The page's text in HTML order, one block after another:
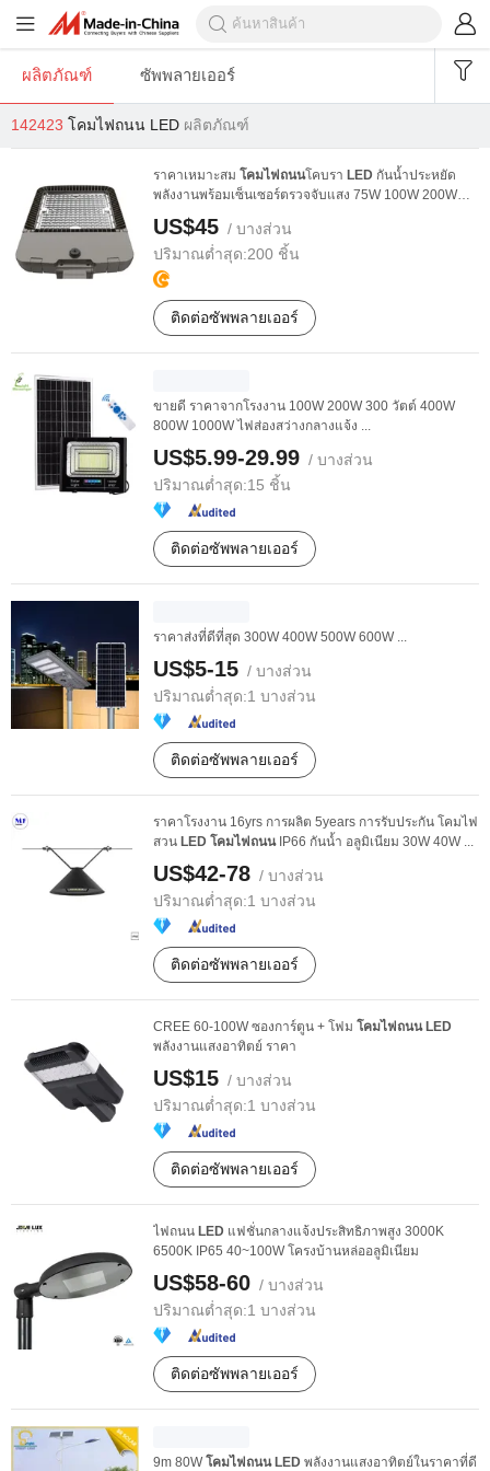
ผลิตภัณฑ์ ซัพพลายเออร์
142423 โคมไฟถนน LED ผลิตภัณฑ์
ราคาเหมาะสม โคมไฟถนนโคบรา LED กันน้ำประหยัด
พลังงานพร้อมเซ็นเซอร์ตรวจจับแสง 75W 100W 200W
300W IP66
US$45 / บางส่วน
ปริมาณต่ำสุด:200 ชิ้น
ติดต่อซัพพลายเออร์
ขายดี ราคาจากโรงงาน 100W 200W 300 วัตต์ 400W
800W 1000W ไฟส่องสว่างกลางแจ้ง ...
US$5.99-29.99 / บางส่วน
ปริมาณต่ำสุด:15 ชิ้น
ติดต่อซัพพลายเออร์
ราคาส่งที่ดีที่สุด 300W 400W 500W 600W ...
US$5-15 / บางส่วน
ปริมาณต่ำสุด:1 บางส่วน
ติดต่อซัพพลายเออร์
ราคาโรงงาน 16yrs การผลิต 5years การรับประกัน โคมไฟ
สวน LED โคมไฟถนนIP66 กันน้ำ อลูมิเนียม 30W 40W ...
US$42-78 / บางส่วน
ปริมาณต่ำสุด:1 บางส่วน
ติดต่อซัพพลายเออร์
CREE 60-100W ซองการ์ตูน + โฟม โคมไฟถนน LED
พลังงานแสงอาทิตย์ ราคา
US$15 / บางส่วน
ปริมาณต่ำสุด:1 บางส่วน
ติดต่อซัพพลายเออร์
ไฟถนน LED แฟชั่นกลางแจ้งประสิทธิภาพสูง 3000K
6500K IP65 40~100W โครงบ้านหล่ออลูมิเนียม
US$58-60 / บางส่วน
ปริมาณต่ำสุด:1 บางส่วน
ติดต่อซัพพลายเออร์
9m 80Wโคมไฟถนน LED พลังงานแสงอาทิตย์ในราคาที่ดี